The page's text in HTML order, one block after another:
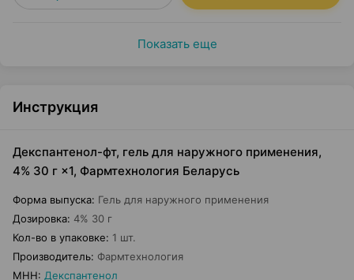
Показать еще
Инструкция
Декспантенол-фт, гель для наружного применения,
4% 30 г ×1, Фармтехнология Беларусь
Форма выпуска: Гель для наружного применения
Дозировка: 4% 30 г
Кол-во в упаковке: 1 шт.
Производитель: Фармтехнология
МНН: Декспантенол